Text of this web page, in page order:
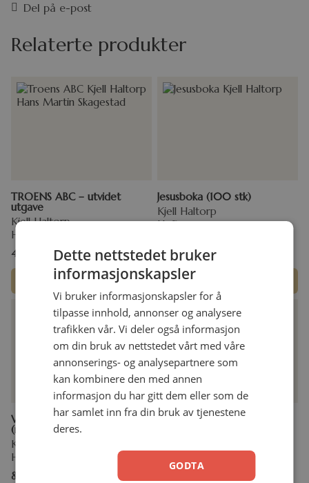
Del på e-post
Relaterte produkter
TROENS ABC – utvidet
utgave
Kjell Haltorp
Hefte
49,00
kr
Legg i handlekurv
Jesusboka (100 stk)
Kjell Haltorp
Hefte
850,00kr
Veien til Gud 100-pakning
(norsk/engelsk)
Kjell Haltorp
Hefte
890,00
Jesusboka
Dette nettstedet bruker
informasjonskapsler
Vi bruker informasjonskapsler for å
tilpasse innhold, annonser og analysere
trafikken vår. Vi deler også informasjon
om din bruk av nettstedet vårt med våre
annonserings- og analysepartnere som
kan kombinere den med annen
informasjon du har gitt dem eller som de
har samlet inn fra din bruk av tjenestene
deres.
GODTA